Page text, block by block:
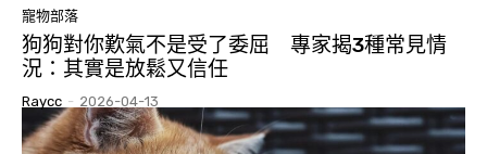
寵物部落
狗狗對你歎氣不是受了委屈 專家揭3種常見情
況：其實是放鬆又信任
Raycc - 2026-04-13